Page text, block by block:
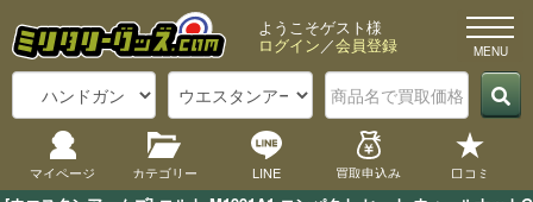
ようこそゲスト様
ログイン／会員登録
マイページ カテゴリー LINE 買取申込み 口コミ